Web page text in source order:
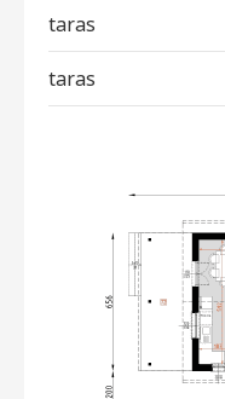
taras
taras